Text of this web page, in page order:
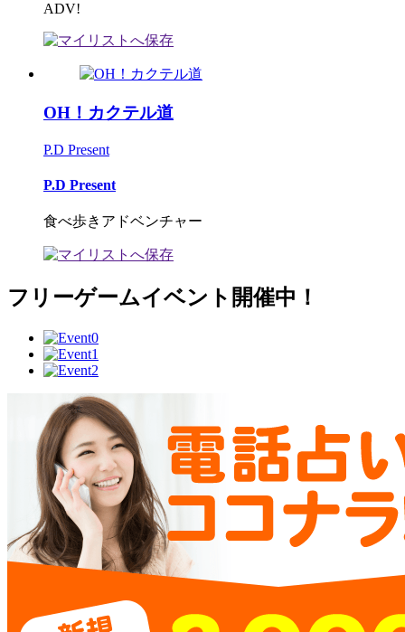
ADV!
OH！カクテル道
P.D Present
P.D Present
食べ歩きアドベンチャー
フリーゲームイベント開催中！